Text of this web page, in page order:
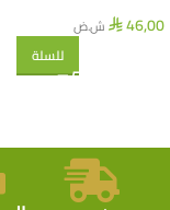
⃁ 46,00 ش.ض
للسلة